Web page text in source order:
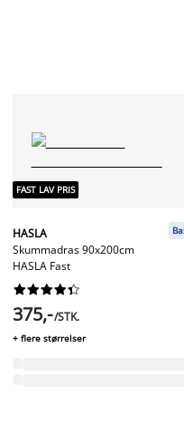
FAST LAV PRIS
HASLA
Skummadras 90x200cm
HASLA Fast






375,-/STK.
+ flere størrelser